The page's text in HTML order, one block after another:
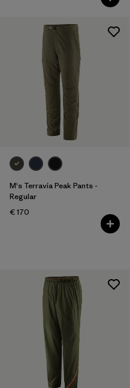
M's Terravia Peak Pants -
Regular
€ 170